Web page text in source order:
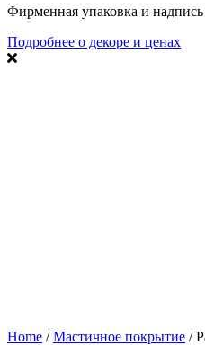
Фирменная упаковка и надпись
Подробнее о декоре и ценах
Home /Мастичное покрытие /